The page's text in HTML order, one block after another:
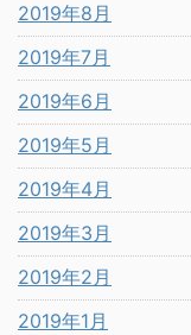
2019年8月
2019年7月
2019年6月
2019年5月
2019年4月
2019年3月
2019年2月
2019年1月